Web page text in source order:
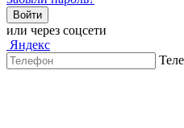
Войти
или через соцсети
Яндекс